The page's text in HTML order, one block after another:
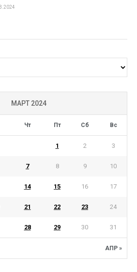
МАРТ 2024
Чт Пт Сб Вс
АПР »
1 2 3
7 8 9 10
14 15 16 17
21 22 23 24
28 29 30 31